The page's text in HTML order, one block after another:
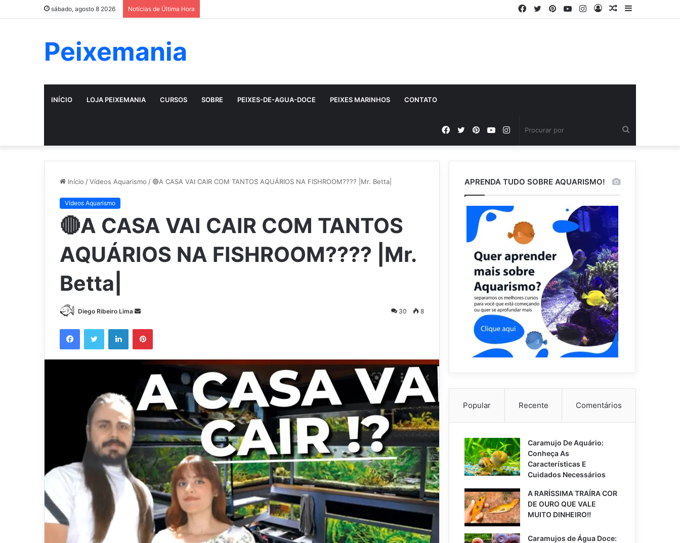
sábado, agosto 8 2026 Notícias de Última Hora
Barra
Artigo
Entrar
Instagram
YouTube
Pinterest
Twitter
Facebook
Peixemania
INÍCIO LOJA PEIXEMANIA CURSOS SOBRE PEIXES-DE-AGUA-DOCE PEIXES MARINHOS CONTATO
por
Instagram
YouTube
Pinterest
Twitter
Facebook
Início /Vídeos Aquarismo /🔴A CASA VAI CAIR COM TANTOS AQUÁRIOS NA FISHROOM???? |Mr. Betta|
Vídeos Aquarismo
🔴A CASA VAI CAIR COM TANTOS
AQUÁRIOS NA FISHROOM???? |Mr.
Betta|
Diego Ribeiro Lima
Mande
e-
30 8
FacebookTwitter LinkedinPinterest
APRENDA TUDO SOBRE AQUARISMO!
Popular Recente Comentários
Caramujo De Aquário:
Conheça As
Características E
Cuidados Necessários
A RARÍSSIMA TRAÍRA COR
DE OURO QUE VALE
MUITO DINHEIRO!!
Caramujos de Água Doce: